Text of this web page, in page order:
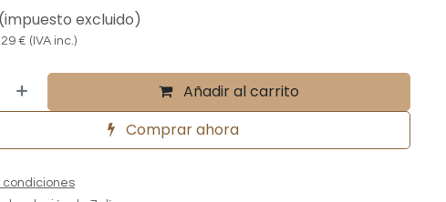
excluido)
€ (IVA inc.)
Añadir al carrito
Comprar ahora
condiciones